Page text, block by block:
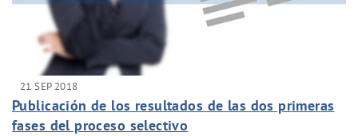
21 SEP 2018
Publicación de los resultados de las dos primeras
fases del proceso selectivo